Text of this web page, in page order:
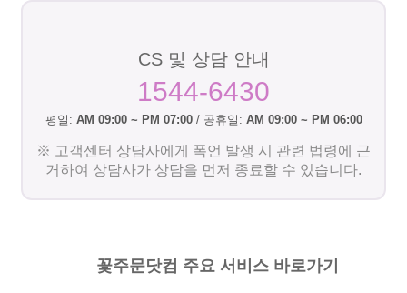
CS 및 상담 안내
1544-6430
평일: AM 09:00 ~ PM 07:00 / 공휴일: AM 09:00 ~ PM 06:00
※ 고객센터 상담사에게 폭언 발생 시 관련 법령에 근
거하여 상담사가 상담을 먼저 종료할 수 있습니다.
꽃주문닷컴 주요 서비스 바로가기